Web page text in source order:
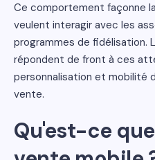
Ce comportement façonne
veulent interagir avec les
programmes de fidélisation.
répondent de front à ces
personnalisation et mobilité
vente.
Qu'est-ce